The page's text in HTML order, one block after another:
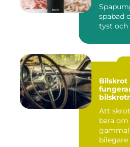
spabad
tyst och
Bilskrot i
Att
bara
bilegare